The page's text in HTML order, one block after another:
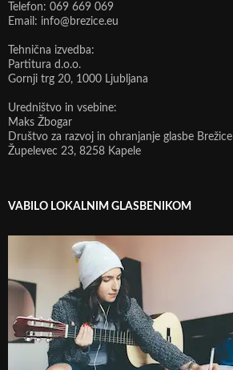
Telefon: 069 669 069
Email: info@brezice.eu
Tehnična izvedba:
Partitura d.o.o.
Gornji trg 20, 1000 Ljubljana
Uredništvo in vsebine:
Maks Žbogar
Društvo za razvoj in ohranjanje glasbe Brežice
Župelevec 23, 8258 Kapele
VABILO LOKALNIM GLASBENIKOM